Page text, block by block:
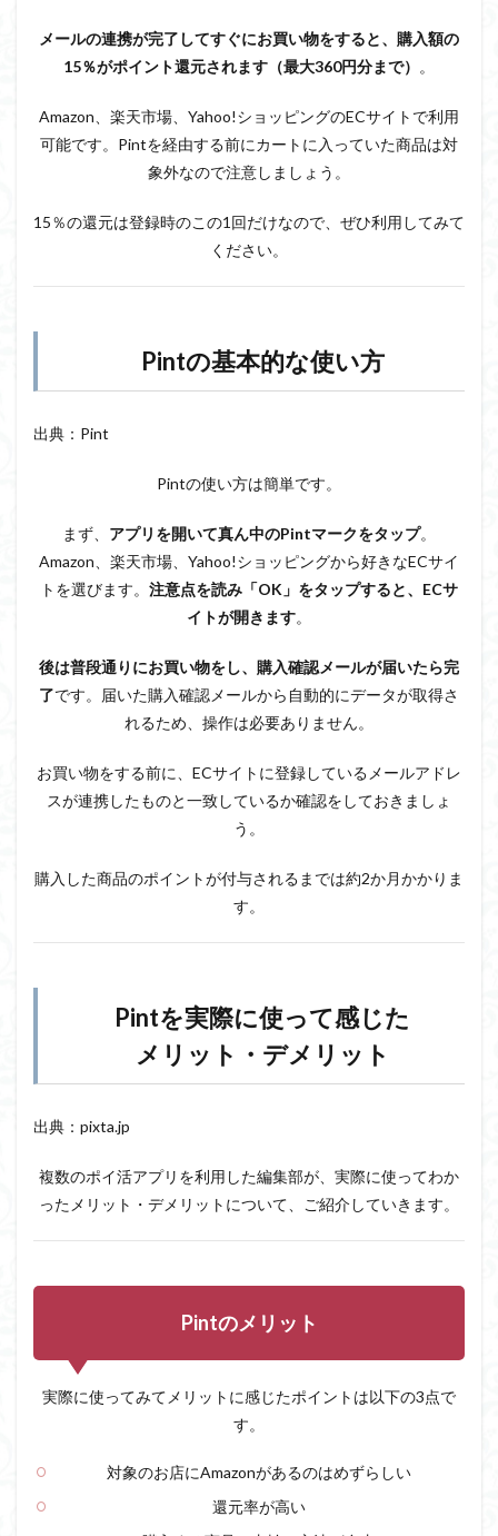
メールの連携が完了してすぐにお買い物をすると、購入額の
15％がポイント還元されます（最大360円分まで） 。
Amazon、楽天市場、Yahoo!ショッピングのECサイトで利用
可能です。Pintを経由する前にカートに入っていた商品は対
象外なので注意しましょう。
15％の還元は登録時のこの1回だけなので、ぜひ利用してみて
ください。
Pintの基本的な使い方
出典：Pint
Pintの使い方は簡単です。
まず、 アプリを開いて真ん中のPintマークをタップ。
Amazon、楽天市場、Yahoo!ショッピングから好きなECサイ
トを選びます。 注意点を読み「OK」をタップすると、ECサ
イトが開きます。
後は普段通りにお買い物をし、購入確認メールが届いたら完
了です。届いた購入確認メールから自動的にデータが取得さ
れるため、操作は必要ありません。
お買い物をする前に、ECサイトに登録しているメールアドレ
スが連携したものと一致しているか確認をしておきましょ
う。
購入した商品のポイントが付与されるまでは約2か月かかりま
す。
Pintを実際に使って感じた
メリット・デメリット
出典：pixta.jp
複数のポイ活アプリを利用した編集部が、実際に使ってわか
ったメリット・デメリットについて、ご紹介していきます。
Pintのメリット
実際に使ってみてメリットに感じたポイントは以下の3点で
す。
対象のお店にAmazonがあるのはめずらしい
還元率が高い